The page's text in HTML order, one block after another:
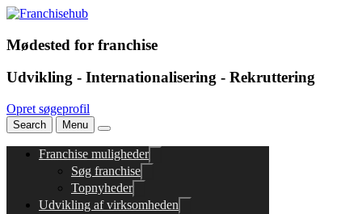
Mødested for franchise
Udvikling - Internationalisering - Rekruttering
Opret søgeprofil
Search Menu
Franchise muligheder
Søg franchise
Topnyheder
Udvikling af virksomheden